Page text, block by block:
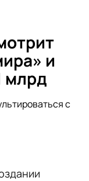
и
млрд
с